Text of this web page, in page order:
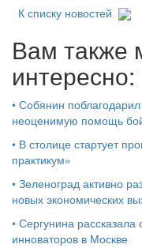
К списку новостей
Вам также
интересно:
• Собянин
неоценимую помощь
• В столице стартует
практикум»
• Зеленоград активно
новых экономических
• Сергунина
инноваторов в Москве